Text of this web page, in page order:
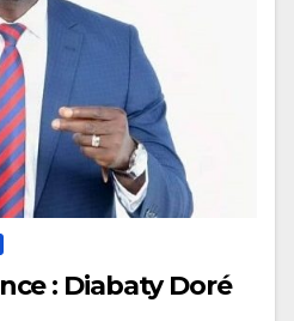
: Diabaty Doré